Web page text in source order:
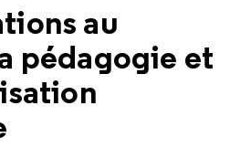
au
pédagogie et